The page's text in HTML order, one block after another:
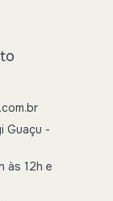
Guaçu -
às 12h e